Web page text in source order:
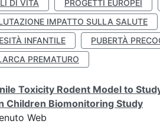
DI VITA
PROGETTI EUROPEI
IMPATTO SULLA SALUTE
INFANTILE
PUBERTÀ
PREMATURO
Toxicity Rodent Model to
Children Biomonitoring Study
Web